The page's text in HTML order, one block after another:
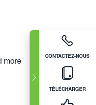
CONTACTEZ-NOUS
TÉLÉCHARGER
more